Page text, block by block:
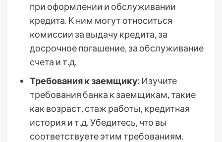
при оформлении и обслуживании
кредита. К ним могут относиться
комиссии за выдачу кредита, за
досрочное погашение, за обслуживание
счета и т.д.
Требования к заемщику:Изучите
требования банка к заемщикам, такие
как возраст, стаж работы, кредитная
история и т.д. Убедитесь, что вы
соответствуете этим требованиям.